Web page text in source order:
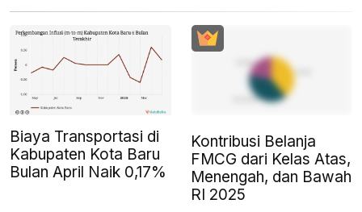
Biaya Transportasi di
Kabupaten Kota Baru
Bulan April Naik 0,17%
Kontribusi Belanja
FMCG dari Kelas Atas,
Menengah, dan Bawah
RI 2025